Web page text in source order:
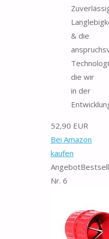
& die
die wir
in der
52,90 EUR
Bei Amazon
kaufen
Angebot
Nr. 6